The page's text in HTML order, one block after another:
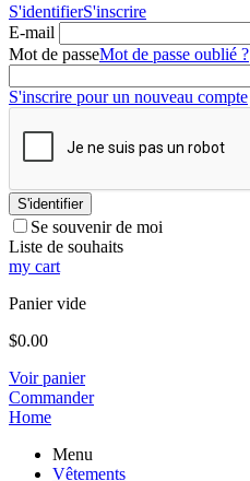
S'identifierS'inscrire
E-mail
Mot de passeMot de passe oublié ?
S'inscrire pour un nouveau compte
S'identifier
Se souvenir de moi
Liste de souhaits
my cart
Panier vide
$0.00
Voir panier
Commander
Home
Menu
Vêtements